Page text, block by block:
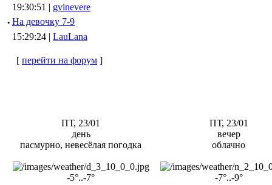
19:30:51 | gvinevere
· Hа девочку 7-9
15:29:24 | LauLana
[ перейти на форум ]
ПТ, 23/01
день
пасмурно, невесёлая погодка
-5°..-7°
ПТ, 23/01
вечер
облачно
-7°..-9°